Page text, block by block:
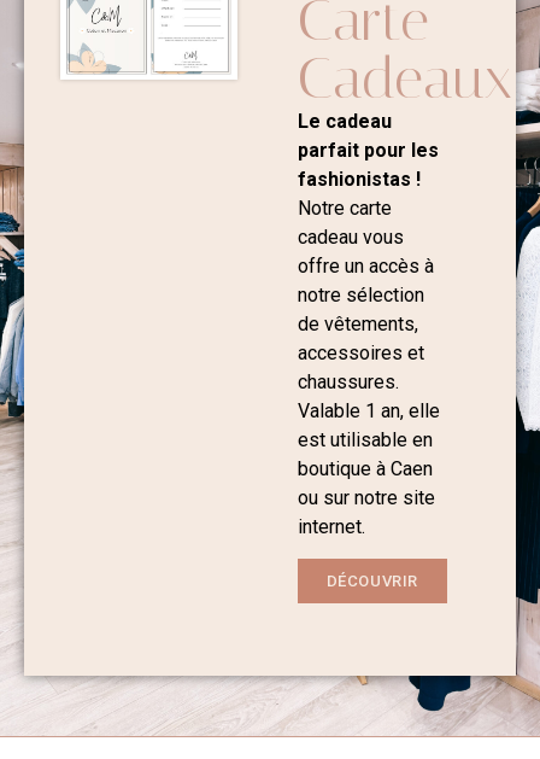
Carte
Cadeaux
Le cadeau
parfait pour les
fashionistas !
Notre carte
cadeau vous
offre un accès à
notre sélection
de vêtements,
accessoires et
chaussures.
Valable 1 an, elle
est utilisable en
boutique à Caen
ou sur notre site
internet.
DÉCOUVRIR